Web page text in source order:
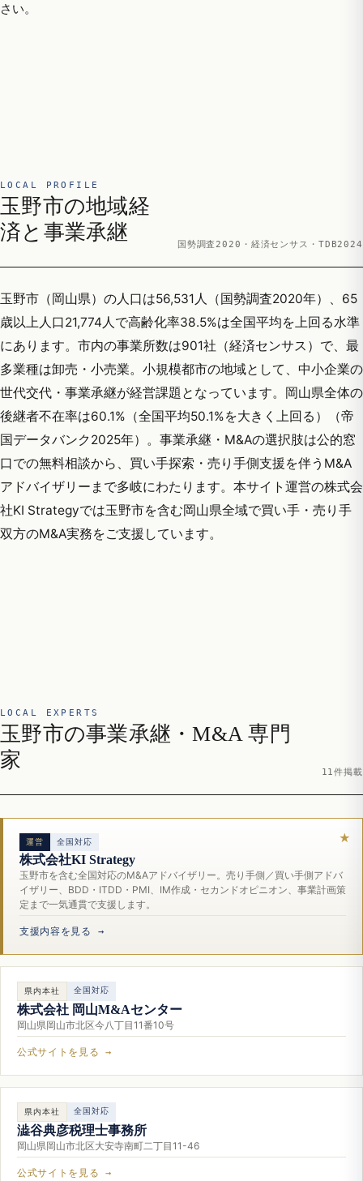
さい。
LOCAL PROFILE
玉野市の地域経
済と事業承継
国勢調査2020・経済センサス・TDB2024
玉野市（岡山県）の人口は56,531人（国勢調査2020年）、65
歳以上人口21,774人で高齢化率38.5%は全国平均を上回る水準
にあります。市内の事業所数は901社（経済センサス）で、最
多業種は卸売・小売業。小規模都市の地域として、中小企業の
世代交代・事業承継が経営課題となっています。岡山県全体の
後継者不在率は60.1%（全国平均50.1%を大きく上回る）（帝
国データバンク2025年）。事業承継・M&Aの選択肢は公的窓
口での無料相談から、買い手探索・売り手側支援を伴うM&A
アドバイザリーまで多岐にわたります。本サイト運営の株式会
社KI Strategyでは玉野市を含む岡山県全域で買い手・売り手
双方のM&A実務をご支援しています。
LOCAL EXPERTS
玉野市の事業承継・M&A 専門
家
11件掲載
運営 全国対応
株式会社KI Strategy
玉野市を含む全国対応のM&Aアドバイザリー。売り手側／買い手側アドバ
イザリー、BDD・ITDD・PMI、IM作成・セカンドオピニオン、事業計画策
定まで一気通貫で支援します。
支援内容を見る →
県内本社 全国対応
株式会社 岡山M&Aセンター
岡山県岡山市北区今八丁目11番10号
公式サイトを見る →
県内本社 全国対応
澁谷典彦税理士事務所
岡山県岡山市北区大安寺南町二丁目11-46
公式サイトを見る →